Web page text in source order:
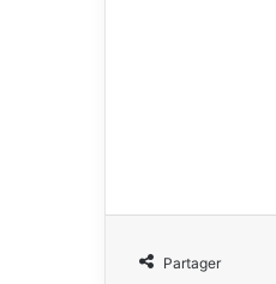
Partager